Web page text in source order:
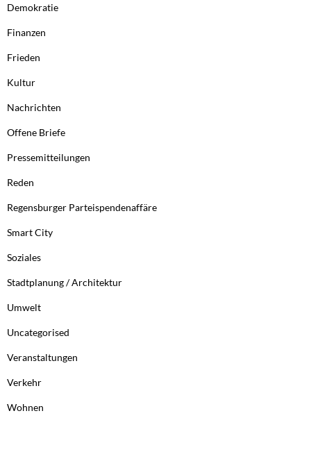
Demokratie
Finanzen
Frieden
Kultur
Nachrichten
Offene Briefe
Pressemitteilungen
Reden
Regensburger Parteispendenaffäre
Smart City
Soziales
Stadtplanung / Architektur
Umwelt
Uncategorised
Veranstaltungen
Verkehr
Wohnen